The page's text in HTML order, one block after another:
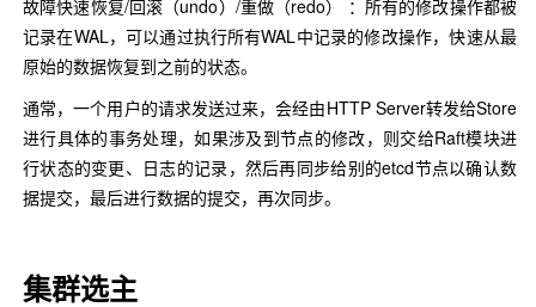
故障快速恢复/回滚（undo）/重做（redo） ：所有的修改操作都被
记录在WAL，可以通过执行所有WAL中记录的修改操作，快速从最
原始的数据恢复到之前的状态。
通常，一个用户的请求发送过来，会经由HTTP Server转发给Store
进行具体的事务处理，如果涉及到节点的修改，则交给Raft模块进
行状态的变更、日志的记录，然后再同步给别的etcd节点以确认数
据提交，最后进行数据的提交，再次同步。
集群选主